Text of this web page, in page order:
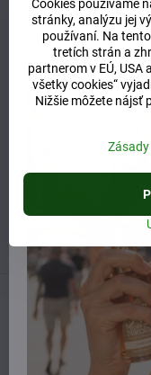
Potrebujete
+421 904 55
Kamenná
Otváracie
STREDA
Predchádzajúci
Naposledy
Cookies používame
stránky, analýzu jej
používaní. Na
tretích strán a
partnerom v EÚ,
všetky cookies“
Nižšie môžete nájsť